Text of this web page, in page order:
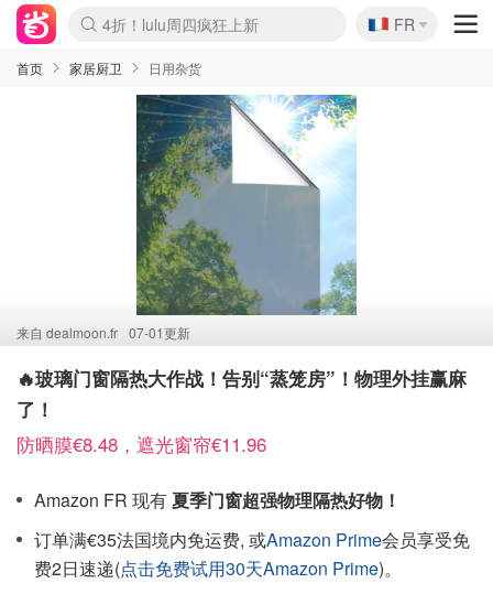
Boticinal 夏促开抢！
4折！lulu周四疯狂上新
还没结束！&OtherStories大促
Joybuy变相75折 随时失效
速领！Stanley独家85折
疑似霸哥！Camper额外叠85折
Zalando 奥莱闪促！每日更新
Moncler反季囤！5折起+叠9折
Coach Brooklyn仅€192
🇫🇷
FR
首页 家居厨卫 日用杂货
来自 dealmoon.fr 07-01更新
🔥玻璃门窗隔热大作战！告别“蒸笼房”！物理外挂赢麻
了！
防晒膜€8.48，遮光窗帘€11.96
Amazon FR 现有夏季门窗超强物理隔热好物！
订单满€35法国境内免运费, 或Amazon Prime会员享受免
费2日速递(点击免费试用30天Amazon Prime)。